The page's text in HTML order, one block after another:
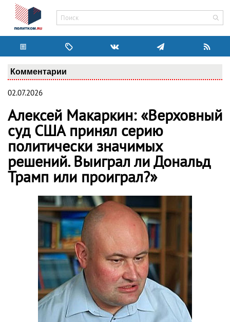
Комментарии
02.07.2026
Алексей Макаркин: «Верховный
суд США принял серию
политически значимых
решений. Выиграл ли Дональд
Трамп или проиграл?»